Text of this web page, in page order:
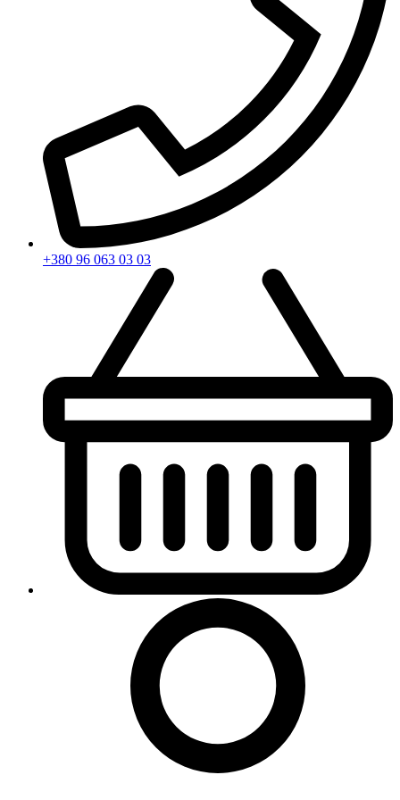
+380 96 063 03 03